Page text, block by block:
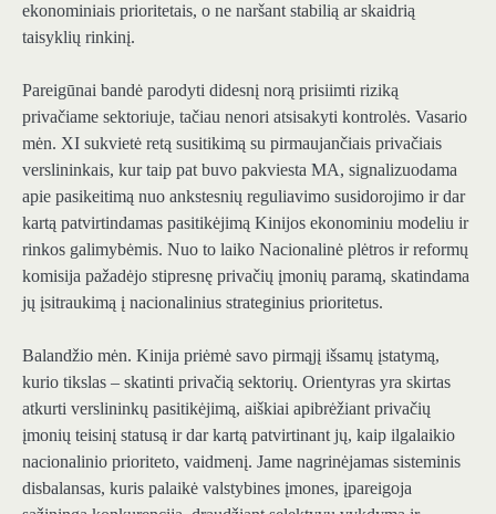
ekonominiais prioritetais, o ne naršant stabilią ar skaidrią
taisyklių rinkinį.
Pareigūnai bandė parodyti didesnį norą prisiimti riziką
privačiame sektoriuje, tačiau nenori atsisakyti kontrolės. Vasario
mėn. XI sukvietė retą susitikimą su pirmaujančiais privačiais
verslininkais, kur taip pat buvo pakviesta MA, signalizuodama
apie pasikeitimą nuo ankstesnių reguliavimo susidorojimo ir dar
kartą patvirtindamas pasitikėjimą Kinijos ekonominiu modeliu ir
rinkos galimybėmis. Nuo to laiko Nacionalinė plėtros ir reformų
komisija pažadėjo stipresnę privačių įmonių paramą, skatindama
jų įsitraukimą į nacionalinius strateginius prioritetus.
Balandžio mėn. Kinija priėmė savo pirmąjį išsamų įstatymą,
kurio tikslas – skatinti privačią sektorių. Orientyras yra skirtas
atkurti verslininkų pasitikėjimą, aiškiai apibrėžiant privačių
įmonių teisinį statusą ir dar kartą patvirtinant jų, kaip ilgalaikio
nacionalinio prioriteto, vaidmenį. Jame nagrinėjamas sisteminis
disbalansas, kuris palaikė valstybines įmones, įpareigoja